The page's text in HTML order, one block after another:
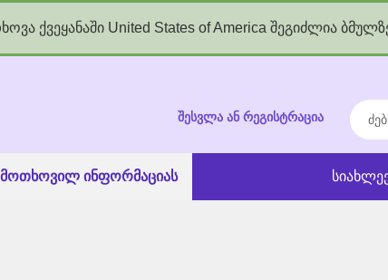
ქვეყანაში United States of America შეგიძლია
ძებნა
შესვლა ან რეგისტრაცია
ინფორმაციას